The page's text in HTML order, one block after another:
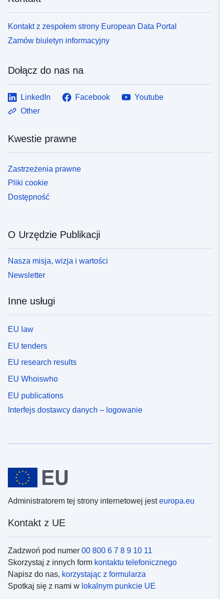
Kontakt z zespołem strony European Data Portal
Zamów biuletyn informacyjny
Dołącz do nas na
LinkedIn Facebook
Youtube
Other
Kwestie prawne
Zastrzeżenia prawne
Pliki cookie
Dostępność
O Urzędzie Publikacji
Nasza misja, wizja i wartości
Newsletter
Inne usługi
EU law
EU tenders
EU research results
EU Whoiswho
EU publications
Interfejs dostawcy danych – logowanie
Administratorem tej strony internetowej jesteuropa.eu
Kontakt z UE
Zadzwoń pod numer 00 800 6 7 8 9 10 11
Skorzystaj z innych form kontaktu telefonicznego
Napisz do nas, korzystając z formularza
Spotkaj się z nami w lokalnym punkcie UE